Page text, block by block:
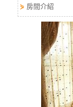
全
球
⋟ 房間介紹